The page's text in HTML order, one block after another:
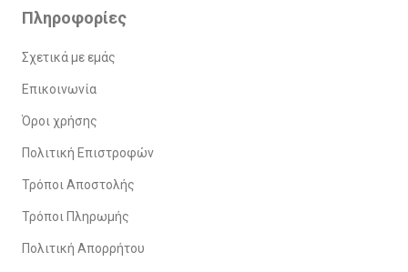
Πληροφορίες
Σχετικά με εμάς
Επικοινωνία
Όροι χρήσης
Πολιτική Επιστροφών
Τρόποι Αποστολής
Τρόποι Πληρωμής
Πολιτική Απορρήτου